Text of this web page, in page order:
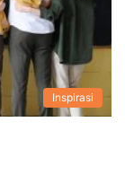
Inspirasi